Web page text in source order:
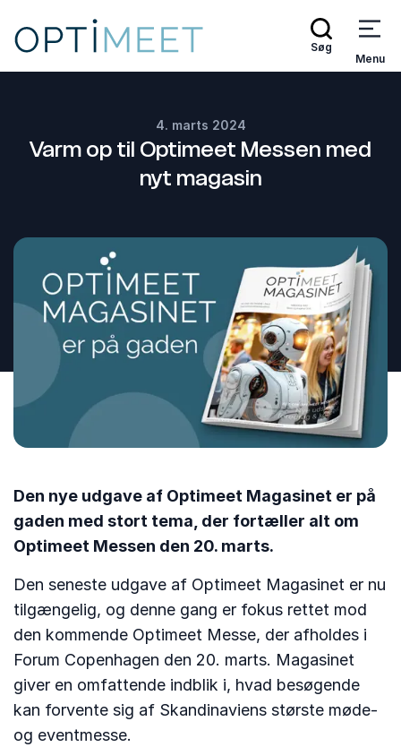
Søg
Menu
4. marts 2024
Varm op til Optimeet Messen med
nyt magasin
Den nye udgave af Optimeet Magasinet er på
gaden med stort tema, der fortæller alt om
Optimeet Messen den 20. marts.
Den seneste udgave af Optimeet Magasinet er nu
tilgængelig, og denne gang er fokus rettet mod
den kommende Optimeet Messe, der afholdes i
Forum Copenhagen den 20. marts. Magasinet
giver en omfattende indblik i, hvad besøgende
kan forvente sig af Skandinaviens største møde-
og eventmesse.